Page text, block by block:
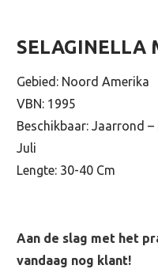
SELAGINELLA
Gebied: Noord Amerika
VBN: 1995
Beschikbaar: Jaarrond
Juli
Lengte: 30-40 Cm
Aan de slag met het
vandaag nog klant!